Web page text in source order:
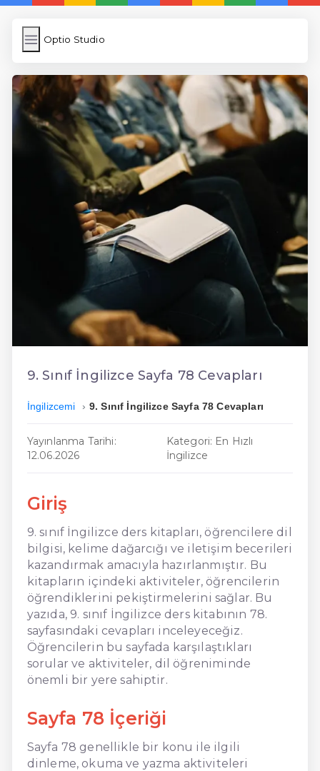
Optio Studio
Optio Studio
Subir Imagen
Wordpress Cache
Anasayfa
5 Günde İngilizce
İngilizce
Dil Eğitimi
En Hızlı İngilizce
En Kolay İngilizce
En Ucuz İngilizce
En Uygun İngilizce
Hızlı İngilizce
9. Sınıf İngilizce Sayfa 78 Cevapları
İngilizcemi 9. Sınıf İngilizce Sayfa 78 Cevapları
Yayınlanma Tarihi:
12.06.2026
Kategori: En Hızlı
İngilizce
Giriş
9. sınıf İngilizce ders kitapları, öğrencilere dil
bilgisi, kelime dağarcığı ve iletişim becerileri
kazandırmak amacıyla hazırlanmıştır. Bu
kitapların içindeki aktiviteler, öğrencilerin
öğrendiklerini pekiştirmelerini sağlar. Bu
yazıda, 9. sınıf İngilizce ders kitabının 78.
sayfasındaki cevapları inceleyeceğiz.
Öğrencilerin bu sayfada karşılaştıkları
sorular ve aktiviteler, dil öğreniminde
önemli bir yere sahiptir.
Sayfa 78 İçeriği
Sayfa 78 genellikle bir konu ile ilgili
dinleme, okuma ve yazma aktiviteleri